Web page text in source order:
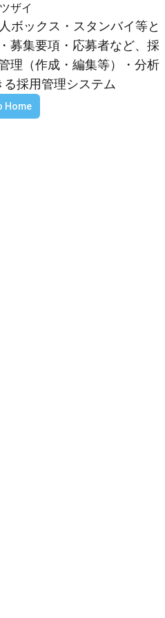
ザイ
ボックス・スタンバイ等と
募集要項・応募者など、採
理（作成・編集等）・分析
採用管理システム
Home